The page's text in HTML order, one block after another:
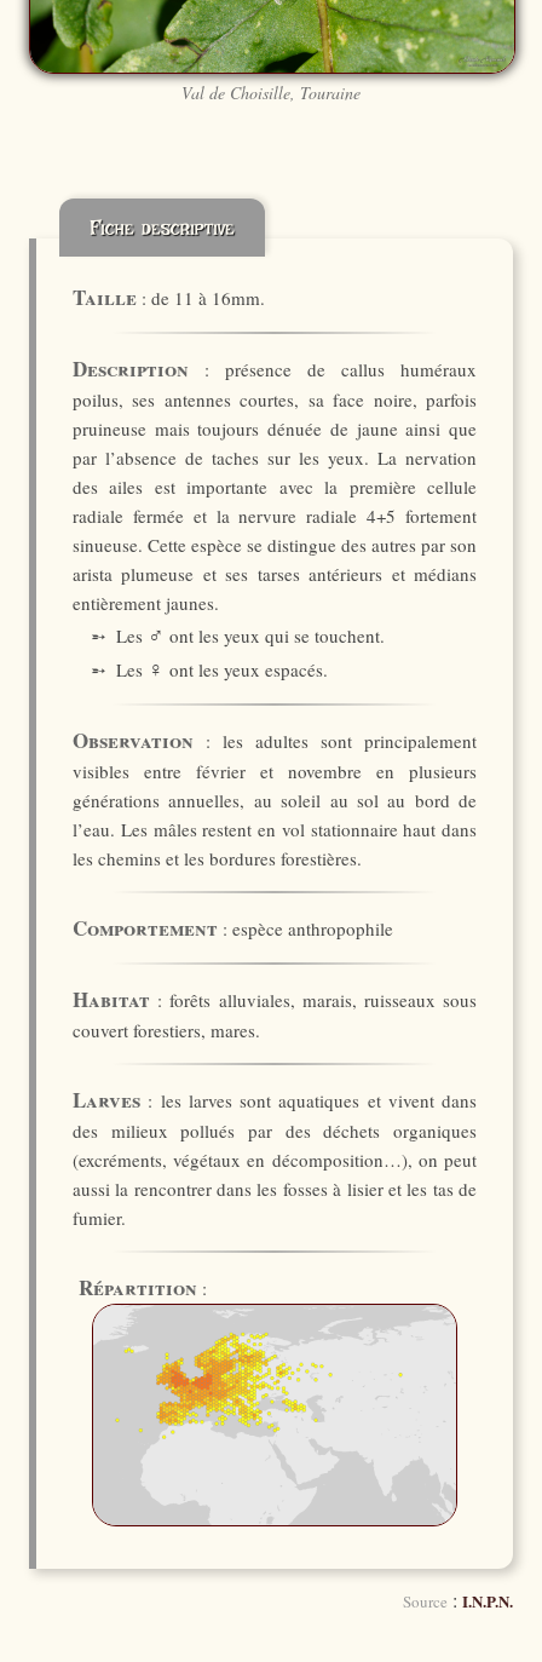
Val de Choisille, Touraine
Fiche descriptive
Taille : de 11 à 16mm.
Description : présence de callus huméraux
poilus, ses antennes courtes, sa face noire, parfois
pruineuse mais toujours dénuée de jaune ainsi que
par l’absence de taches sur les yeux. La nervation
des ailes est importante avec la première cellule
radiale fermée et la nervure radiale 4+5 fortement
sinueuse. Cette espèce se distingue des autres par son
arista plumeuse et ses tarses antérieurs et médians
entièrement jaunes.
➵ Les ♂ ont les yeux qui se touchent.
➵ Les ♀ ont les yeux espacés.
Observation : les adultes sont principalement
visibles entre février et novembre en plusieurs
générations annuelles, au soleil au sol au bord de
l’eau. Les mâles restent en vol stationnaire haut dans
les chemins et les bordures forestières.
Comportement : espèce anthropophile
Habitat : forêts alluviales, marais, ruisseaux sous
couvert forestiers, mares.
Larves : les larves sont aquatiques et vivent dans
des milieux pollués par des déchets organiques
(excréments, végétaux en décomposition…), on peut
aussi la rencontrer dans les fosses à lisier et les tas de
fumier.
Répartition :
Source : I.N.P.N.